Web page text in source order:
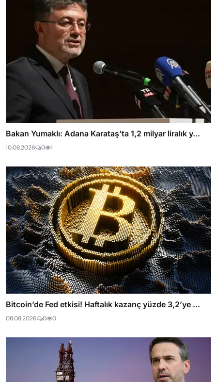
Bakan Yumaklı: Adana Karataş'ta 1,2 milyar liralık y...
10.08.2026 0 1
Bitcoin’de Fed etkisi! Haftalık kazanç yüzde 3,2’ye ...
08.08.2026 0 0